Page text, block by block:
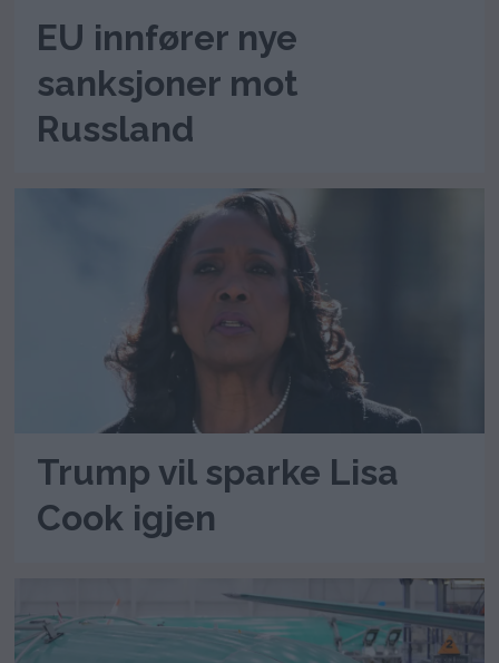
EU innfører nye
sanksjoner mot
Russland
Trump vil sparke Lisa
Cook igjen